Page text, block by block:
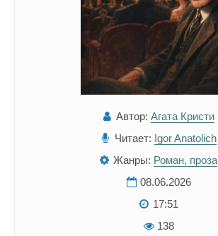
Автор: Агата Кристи
Читает: Igor Anatolich
Жанры: Роман, проза
08.06.2026
17:51
138